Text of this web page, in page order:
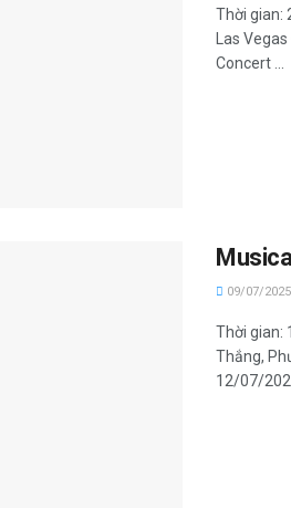
Thời gian:
Las
Concert ...
09/07/2025
Thời gian:
Thắng,
12/07/